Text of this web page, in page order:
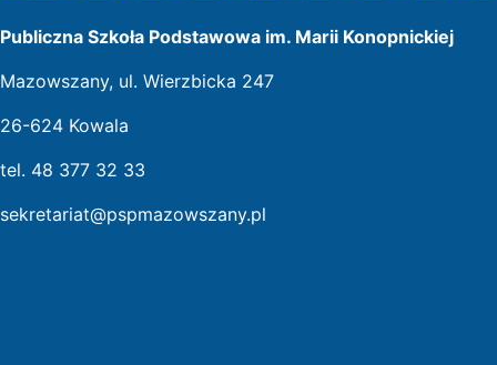
Publiczna Szkoła Podstawowa im. Marii Konopnickiej
Mazowszany, ul. Wierzbicka 247
26-624 Kowala
tel. 48 377 32 33
sekretariat@pspmazowszany.pl